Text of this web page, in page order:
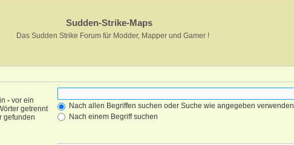
Sudden-Strike-Maps
Das Sudden Strike Forum für Modder, Mapper und Gamer !
-vor ein
getrennt
gefunden
Nach allen Begriffen suchen oder Suche wie angegeben verwenden
Nach einem Begriff suchen